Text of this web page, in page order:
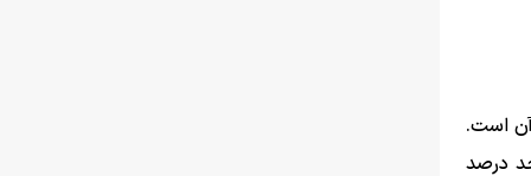
آن است.
برای خانوارهای کشور به ۵۷.۷ درصد رسیده که نسبت به همین اطلاع در ماه قبل ۴ واحد درصد